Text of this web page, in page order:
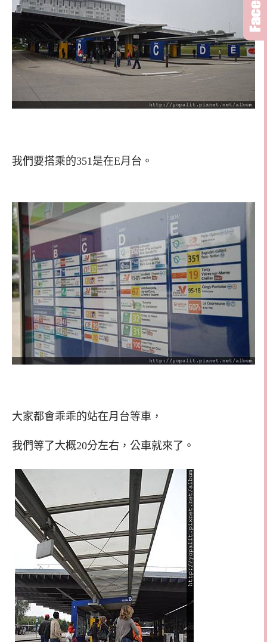
我們要搭乘的351是在E月台。
大家都會乖乖的站在月台等車，
我們等了大概20分左右，公車就來了。